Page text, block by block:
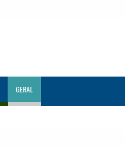
GERAL